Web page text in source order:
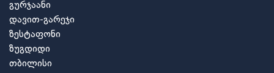
გურჯაანი
დავით-გარეჯი
ზესტაფონი
ზუგდიდი
თბილისი